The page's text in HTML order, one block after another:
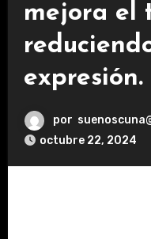
mejora el
expresión.
por
octubre 22, 2024